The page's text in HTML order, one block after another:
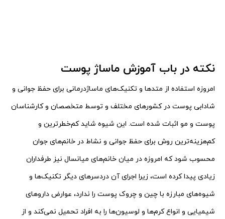
نکته در باب آموزش ماساژ پوست
امروزه استفاده از متدها و تکنیک‌های ماساژدرمانی برای حفظ جوانی و
شادابی پوست در کشورهای مختلف و توسط متخصصان و کارشناسان
پوست و مو اثبات شده است. این شیوه شاید کم‌خطرترین و
کم‌هزینه‌ترین روش برای حفظ جوانی و نشاط در خانم‌های جوان
محسوب ‌شود که امروزه در میان خانم‌های میانسال نیز طرفداران
زیادی پیدا کرده است، زیرا اجرای آن دردسرهای دیگر تکنیک‌ها و
شیوه‌های مبارزه با چین و چروک پوست را ندارد، عوارض داروهای
شیمیایی و انواع کرم‌ها و لوسیون‌ها را به افراد تحمیل نمی‌کند و از